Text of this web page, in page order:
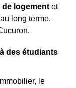
de logement et
long terme.
des étudiants
le